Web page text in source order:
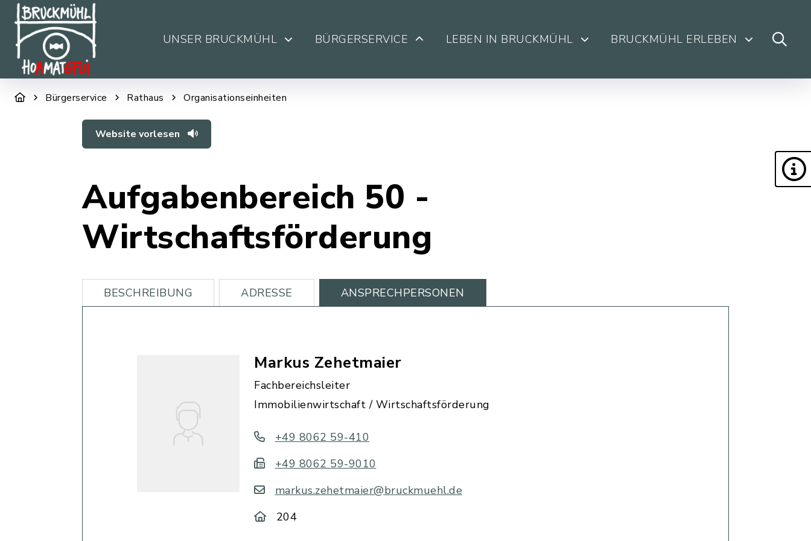
UNSER BRUCKMÜHL BÜRGERSERVICE LEBEN IN BRUCKMÜHL BRUCKMÜHL ERLEBEN
Bürgerservice Rathaus Organisationseinheiten
Website vorlesen
Aufgabenbereich 50 -
Wirtschaftsförderung
BESCHREIBUNG ADRESSE ANSPRECHPERSONEN
Markus Zehetmaier
Fachbereichsleiter
Immobilienwirtschaft / Wirtschaftsförderung
+49 8062 59-410
+49 8062 59-9010
markus.zehetmaier@bruckmuehl.de
204